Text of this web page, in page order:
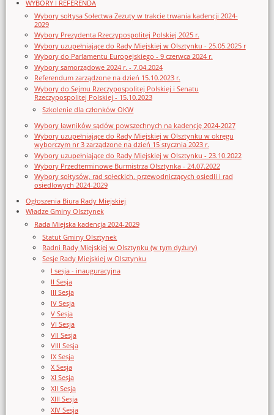
WYBORY I REFERENDA
Wybory sołtysa Sołectwa Zezuty w trakcie trwania kadencji 2024-
2029
Wybory Prezydenta Rzeczypospolitej Polskiej 2025 r.
Wybory uzupełniające do Rady Miejskiej w Olsztynku - 25.05.2025 r
Wybory do Parlamentu Europejskiego - 9 czerwca 2024 r.
Wybory samorządowe 2024 r. - 7.04.2024
Referendum zarządzone na dzień 15.10.2023 r.
Wybory do Sejmu Rzeczypospolitej Polskiej i Senatu
Rzeczypospolitej Polskiej - 15.10.2023
Szkolenie dla członków OKW
Wybory ławników sądów powszechnych na kadencję 2024-2027
Wybory uzupełniające do Rady Miejskiej w Olsztynku w okręgu
wyborczym nr 3 zarządzone na dzień 15 stycznia 2023 r.
Wybory uzupełniające do Rady Miejskiej w Olsztynku - 23.10.2022
Wybory Przedterminowe Burmistrza Olsztynka - 24.07.2022
Wybory sołtysów, rad sołeckich, przewodniczących osiedli i rad
osiedlowych 2024-2029
Ogłoszenia Biura Rady Miejskiej
Władze Gminy Olsztynek
Rada Miejska kadencja 2024-2029
Statut Gminy Olsztynek
Radni Rady Miejskiej w Olsztynku (w tym dyżury)
Sesje Rady Miejskiej w Olsztynku
I sesja - inauguracyjna
II Sesja
III Sesja
IV Sesja
V Sesja
VI Sesja
VII Sesja
VIII Sesja
IX Sesja
X Sesja
XI Sesja
XII Sesja
XIII Sesja
XIV Sesja